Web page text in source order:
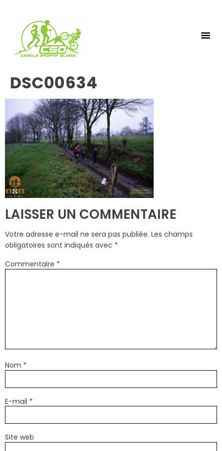
DSC00634
LAISSER UN COMMENTAIRE
Votre adresse e-mail ne sera pas publiée. Les champs
obligatoires sont indiqués avec *
Commentaire *
Nom *
E-mail *
Site web